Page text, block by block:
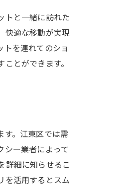
トと一緒に訪れた
快適な移動が実現
トを連れてのショ
とができます。
す。江東区では需
シー業者によって
詳細に知らせるこ
を活用するとスム